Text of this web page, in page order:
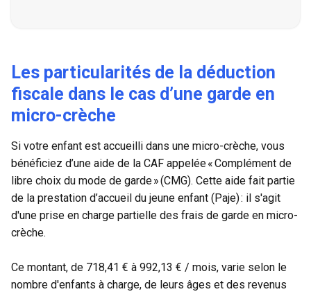
Les particularités de la déduction
fiscale dans le cas d’une garde en
micro-crèche
Si votre enfant est accueilli dans une micro-crèche, vous
bénéficiez d’une aide de la CAF appelée « Complément de
libre choix du mode de garde » (CMG). Cette aide fait partie
de la prestation d’accueil du jeune enfant (Paje) : il s'agit
d'une prise en charge partielle des frais de garde en micro-
crèche.
Ce montant, de 718,41 € à 992,13 € / mois, varie selon le
nombre d'enfants à charge, de leurs âges et des revenus